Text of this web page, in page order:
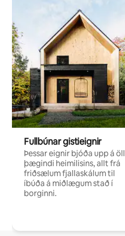
Fullbúnar gistieignir
Þessar eignir bjóða upp á öll
þægindi heimilisins, allt frá
friðsælum fjallaskálum til
íbúða á miðlægum stað í
borginni.